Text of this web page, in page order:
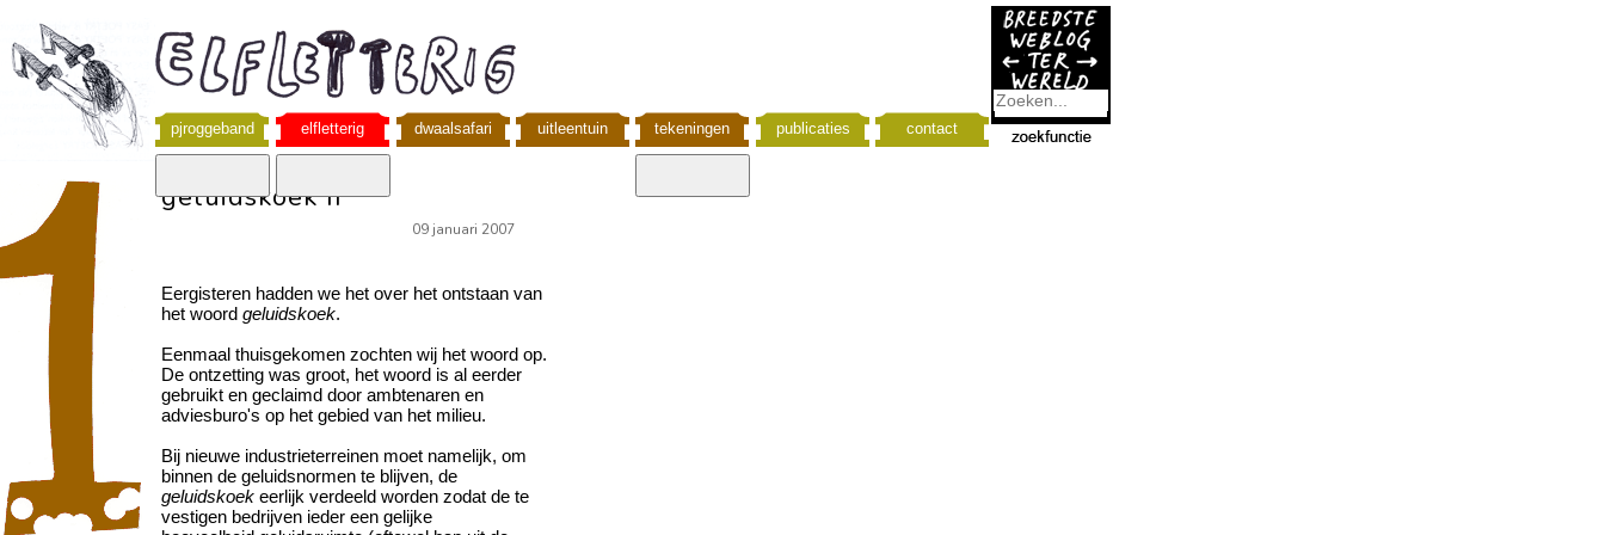
pjroggeband elfletterig dwaalsafari uitleentuin tekeningen publicaties contact
geluidskoek II
09 januari 2007
Eergisteren hadden we het over het ontstaan van
het woord geluidskoek.
Eenmaal thuisgekomen zochten wij het woord op.
De ontzetting was groot, het woord is al eerder
gebruikt en geclaimd door ambtenaren en
adviesburo's op het gebied van het milieu.
Bij nieuwe industrieterreinen moet namelijk, om
binnen de geluidsnormen te blijven, de
geluidskoek eerlijk verdeeld worden zodat de te
vestigen bedrijven ieder een gelijke